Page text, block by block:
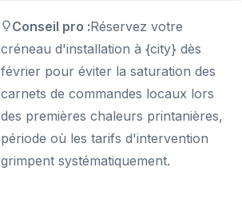
Conseil pro :Réservez votre
créneau d'installation à {city} dès
février pour éviter la saturation des
carnets de commandes locaux lors
des premières chaleurs printanières,
période où les tarifs d'intervention
grimpent systématiquement.